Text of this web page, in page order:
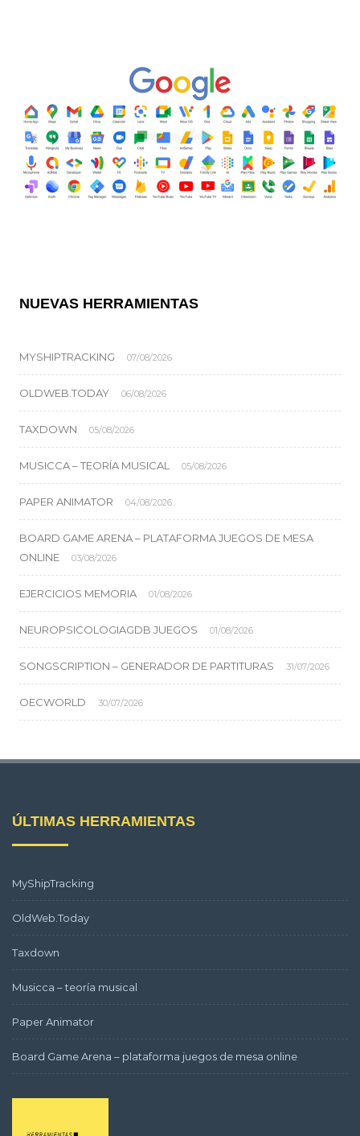
NUEVAS HERRAMIENTAS
MYSHIPTRACKING 07/08/2026
OLDWEB.TODAY 06/08/2026
TAXDOWN 05/08/2026
MUSICCA – TEORÍA MUSICAL 05/08/2026
PAPER ANIMATOR 04/08/2026
BOARD GAME ARENA – PLATAFORMA JUEGOS DE MESA
ONLINE
03/08/2026
EJERCICIOS MEMORIA 01/08/2026
NEUROPSICOLOGIAGDB JUEGOS 01/08/2026
SONGSCRIPTION – GENERADOR DE PARTITURAS 31/07/2026
OECWORLD 30/07/2026
ÚLTIMAS HERRAMIENTAS
MyShipTracking
OldWeb.Today
Taxdown
Musicca – teoría musical
Paper Animator
Board Game Arena – plataforma juegos de mesa online